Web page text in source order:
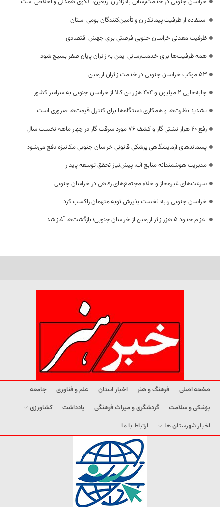
خراسان جنوبی در خدمت‌رسانی به زائران اربعین، الگوی همدلی و اخلاص است
استفاده از ظرفیت پیمانکاران و تأمین‌کنندگان بومی استان
ظرفیت معدنی خراسان جنوبی فرصتی برای جهش اقتصادی
همه ظرفیت‌ها برای خدمت‌رسانی ایمن به زائران پایان صفر بسیج شود
53 موکب خراسان جنوبی در خدمت زائران اربعین
جابه‌جایی 2 میلیون و 404 هزار تن کالا از خراسان جنوبی به سراسر کشور
تشدید نظارت‌ها و همکاری دستگاه‌ها برای کنترل قیمت‌ها ضروری است
رفع 40 هزار نشتی گاز و کشف 76 مورد سرقت گاز در چهار ماهه نخست سال
پسماندهای آزمایشگاهی پزشکی قانونی خراسان جنوبی مکانیزه دفع می‌شود
مدیریت هوشمندانه منابع آب، پیش‌نیاز تحقق توسعه پایدار
سرعت‌های غیرمجاز و خلاء مجتمع‌های رفاهی در خراسان جنوبی
خراسان جنوبی رتبه نخست پذیرش توبه متهمان راکسب کرد
اعزام حدود 5 هزار زائر اربعین از خراسان جنوبی؛ بازگشت‌ها آغاز شد
صفحه اصلی فرهنگ و هنر اخبار استان علم و فناوری
جامعه
پزشکی و سلامت
گردشگری و میراث فرهنگی یادداشت
کشاورزی
اخبار شهرستان ها
ارتباط با ما